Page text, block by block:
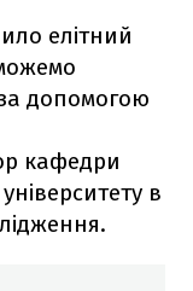
елітний
допомогою
кафедри
в